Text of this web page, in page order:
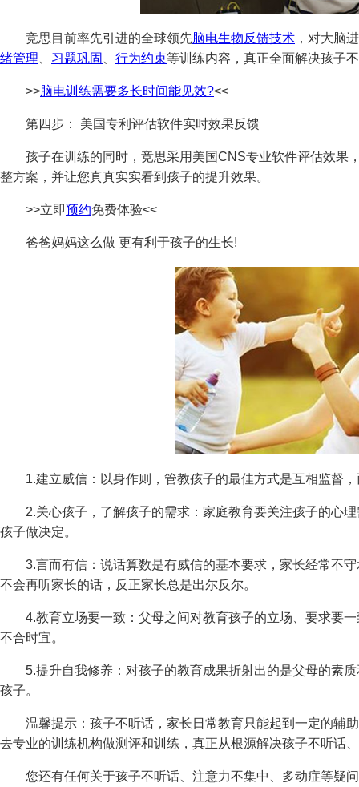
竞思目前率先引进的全球领先脑电生物反馈技术 ，对大脑
绪管理
习题巩固 行为约束等训练内容，真正全面解决孩子
>>脑电训练需要多长时间能见效?<<
第四步： 美国专利评估软件实时效果反馈
孩子在训练的同时，竞思采用美国CNS专业软件评估效果
整方案，并让您真真实实看到孩子的提升效果。
>>立即预约免费体验<<
爸爸妈妈这么做 更有利于孩子的生长!
1.建立威信：以身作则，管教孩子的最佳方式是互相监督，
2.关心孩子，了解孩子的需求：家庭教育要关注孩子的心理
孩子做决定。
3.言而有信：说话算数是有威信的基本要求，家长经常不守
不会再听家长的话，反正家长总是出尔反尔。
4.教育立场要一致：父母之间对教育孩子的立场、要求要一
不合时宜。
5.提升自我修养：对孩子的教育成果折射出的是父母的素质
孩子。
温馨提示：孩子不听话，家长日常教育只能起到一定的辅
去专业的训练机构做测评和训练，真正从根源解决孩子不听话
您还有任何关于孩子不听话、注意力不集中、多动症等疑